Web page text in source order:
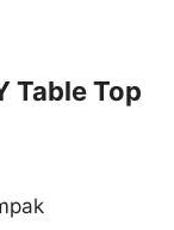
Table Top